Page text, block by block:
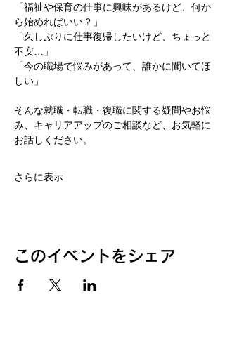
「福祉や保育の仕事に興味があるけど、何か
ら始めればいい？」
「久しぶりに仕事復帰したいけど、ちょっと
不安…」
「今の職場で悩みがあって、誰かに聞いてほ
しい」
そんな就職・転職・復職に関する疑問やお悩
み、キャリアアップのご相談など、お気軽に
お話しください。
さらに表示
このイベントをシェア